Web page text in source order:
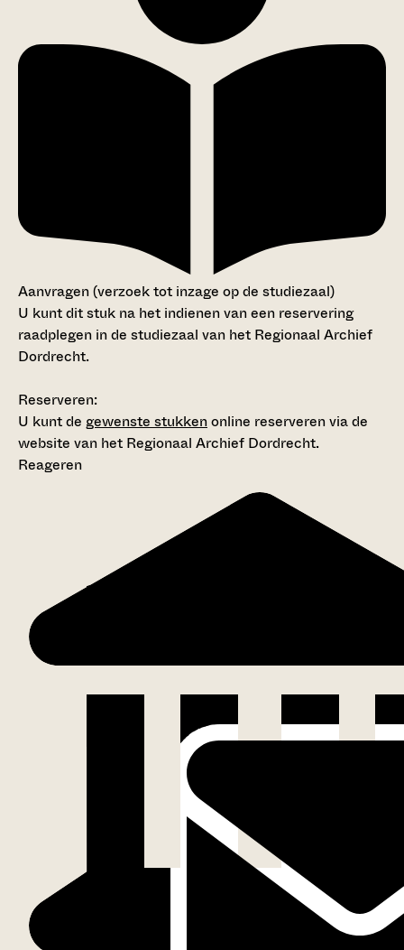
Aanvragen (verzoek tot inzage op de studiezaal)
U kunt dit stuk na het indienen van een reservering
raadplegen in de studiezaal van het Regionaal Archief
Dordrecht.
Reserveren:
U kunt de gewenste stukkenonline reserveren via de
website van het Regionaal Archief Dordrecht.
Reageren